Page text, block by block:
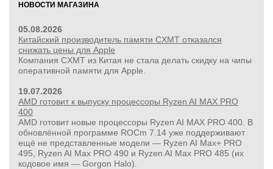
НОВОСТИ МАГАЗИНА
05.08.2026
Китайский производитель памяти CXMT отказался
снижать цены для Apple
Компания CXMT из Китая не стала делать скидку на чипы
оперативной памяти для Apple.
19.07.2026
AMD готовит к выпуску процессоры Ryzen AI MAX PRO
400
AMD готовит новые процессоры Ryzen AI MAX PRO 400. В
обновлённой программе ROCm 7.14 уже поддерживают
ещё не представленные модели — Ryzen AI Max+ PRO
495, Ryzen AI Max PRO 490 и Ryzen AI Max PRO 485 (их
кодовое имя — Gorgon Halo).